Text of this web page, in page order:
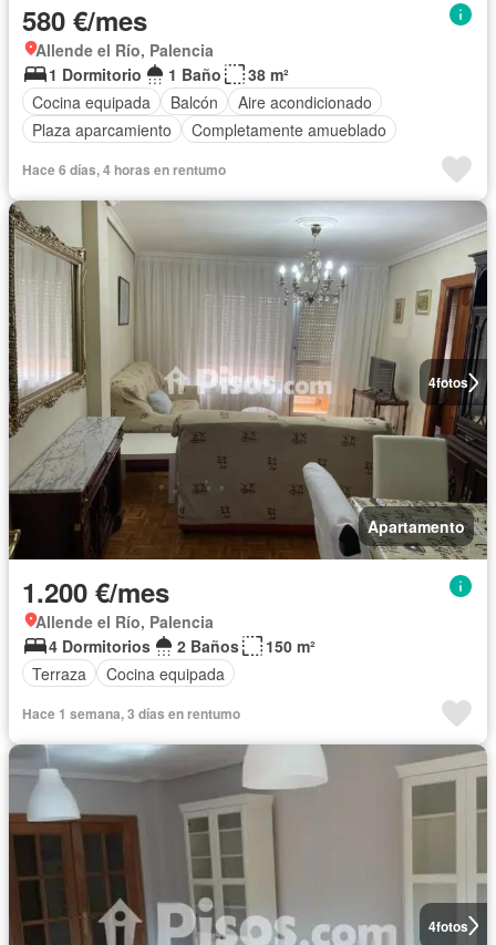
580 €/mes
Allende el Río, Palencia
1 Dormitorio
1 Baño
38 m²
Cocina equipada
Balcón
Aire acondicionado
Plaza aparcamiento
Completamente amueblado
Hace 6 días, 4 horas en rentumo
4fotos
Apartamento
1.200 €/mes
Allende el Río, Palencia
4 Dormitorios
2 Baños
150 m²
Terraza
Cocina equipada
Hace 1 semana, 3 días en rentumo
4fotos